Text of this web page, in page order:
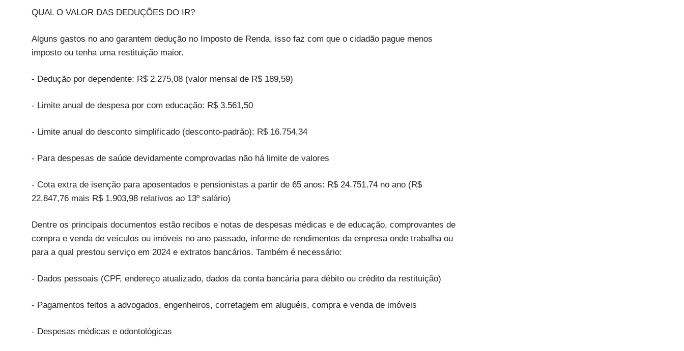
QUAL O VALOR DAS DEDUÇÕES DO IR?
Alguns gastos no ano garantem dedução no Imposto de Renda, isso faz com que o cidadão pague menos
imposto ou tenha uma restituição maior.
- Dedução por dependente: R$ 2.275,08 (valor mensal de R$ 189,59)
- Limite anual de despesa por com educação: R$ 3.561,50
- Limite anual do desconto simplificado (desconto-padrão): R$ 16.754,34
- Para despesas de saúde devidamente comprovadas não há limite de valores
- Cota extra de isenção para aposentados e pensionistas a partir de 65 anos: R$ 24.751,74 no ano (R$
22.847,76 mais R$ 1.903,98 relativos ao 13º salário)
Dentre os principais documentos estão recibos e notas de despesas médicas e de educação, comprovantes de
compra e venda de veículos ou imóveis no ano passado, informe de rendimentos da empresa onde trabalha ou
para a qual prestou serviço em 2024 e extratos bancários. Também é necessário:
- Dados pessoais (CPF, endereço atualizado, dados da conta bancária para débito ou crédito da restituição)
- Pagamentos feitos a advogados, engenheiros, corretagem em aluguéis, compra e venda de imóveis
- Despesas médicas e odontológicas